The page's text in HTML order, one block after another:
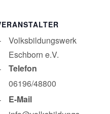
Volksbildungswerk
Eschborn e.V.
Telefon
06196/48800
E-Mail